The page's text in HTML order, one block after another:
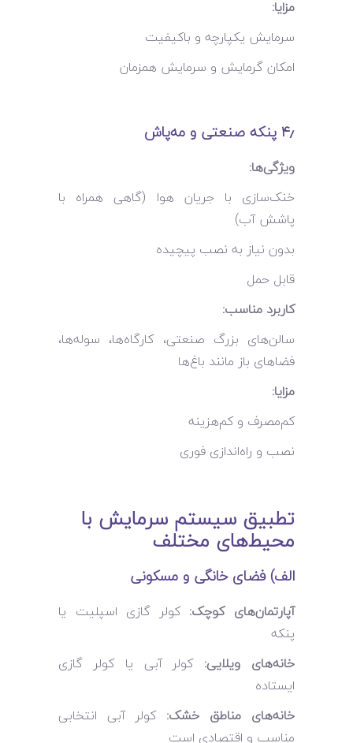
مزایا:
سرمایش یکپارچه و باکیفیت
امکان گرمایش و سرمایش همزمان
۴٫ پنکه صنعتی و مه‌پاش
ویژگی‌ها:
خنک‌سازی با جریان هوا (گاهی همراه با
پاشش آب)
بدون نیاز به نصب پیچیده
قابل حمل
کاربرد مناسب:
سالن‌های بزرگ صنعتی، کارگاه‌ها، سوله‌ها،
فضاهای باز مانند باغ‌ها
مزایا:
کم‌مصرف و کم‌هزینه
نصب و راه‌اندازی فوری
تطبیق سیستم سرمایش با
محیط‌های مختلف
الف) فضای خانگی و مسکونی
آپارتمان‌های کوچک: کولر گازی اسپلیت یا
پنکه
خانه‌های ویلایی: کولر آبی یا کولر گازی
ایستاده
خانه‌های مناطق خشک: کولر آبی انتخابی
مناسب و اقتصادی است